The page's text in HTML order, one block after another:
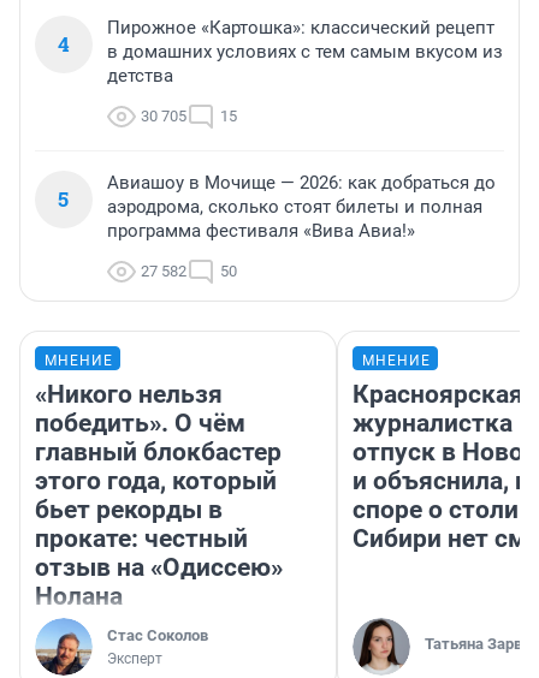
4
Пирожное «Картошка»: классический рецепт
в домашних условиях с тем самым вкусом из
детства
30 705 15
5
Авиашоу в Мочище — 2026: как добраться до
аэродрома, сколько стоят билеты и полная
программа фестиваля «Вива Авиа!»
27 582 50
МНЕНИЕ
«Никого нельзя
победить». О чём
главный блокбастер
этого года, который
бьет рекорды в
прокате: честный
отзыв на «Одиссею»
Нолана
Стас Соколов
Эксперт
МНЕНИЕ
Красноярская
журналистка
отпуск в
и объяснила,
споре о
Сибири нет
Татьяна Зарва